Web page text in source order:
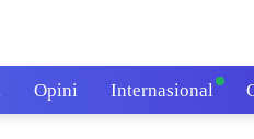
Opini Internasional